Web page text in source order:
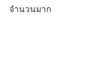
จำนวนมาก